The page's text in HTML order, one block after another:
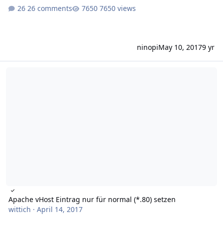
26 comments 7650 views
ninopiMay 10, 20179 yr
Apache vHost Eintrag nur für normal (*.80) setzen
wittich · April 14, 2017